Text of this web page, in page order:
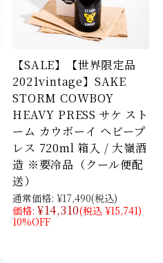
【SALE】【世界限定品
2021vintage】SAKE
STORM COWBOY
HEAVY PRESS サケ スト
ーム カウボーイ ヘビープ
レス 720ml 箱入 / 大嶺酒
造 ※要冷品（クール便配
送）
通常価格: ¥17,490(税込)
価格: ¥14,310(税込 ¥15,741)
10%OFF